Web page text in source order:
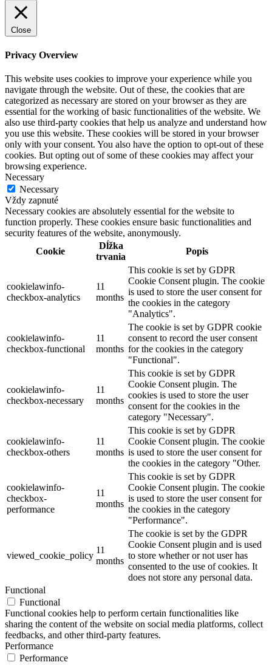
Close
Privacy Overview
This website uses cookies to improve your experience while you
navigate through the website. Out of these, the cookies that are
categorized as necessary are stored on your browser as they are
essential for the working of basic functionalities of the website. We
also use third-party cookies that help us analyze and understand how
you use this website. These cookies will be stored in your browser
only with your consent. You also have the option to opt-out of these
cookies. But opting out of some of these cookies may affect your
browsing experience.
Necessary
Necessary
Vždy zapnuté
Necessary cookies are absolutely essential for the website to
function properly. These cookies ensure basic functionalities and
security features of the website, anonymously.
Cookie
Dĺžka
trvania
Popis
cookielawinfo-
checkbox-analytics
11
months
This cookie is set by GDPR
Cookie Consent plugin. The cookie
is used to store the user consent for
the cookies in the category
"Analytics".
cookielawinfo-
checkbox-functional
11
months
The cookie is set by GDPR cookie
consent to record the user consent
for the cookies in the category
"Functional".
cookielawinfo-
checkbox-necessary
11
months
This cookie is set by GDPR
Cookie Consent plugin. The
cookies is used to store the user
consent for the cookies in the
category "Necessary".
cookielawinfo-
checkbox-others
11
months
This cookie is set by GDPR
Cookie Consent plugin. The cookie
is used to store the user consent for
the cookies in the category "Other.
cookielawinfo-
checkbox-
performance
11
months
This cookie is set by GDPR
Cookie Consent plugin. The cookie
is used to store the user consent for
the cookies in the category
"Performance".
viewed_cookie_policy
11
months
The cookie is set by the GDPR
Cookie Consent plugin and is used
to store whether or not user has
consented to the use of cookies. It
does not store any personal data.
Functional
Functional
Functional cookies help to perform certain functionalities like
sharing the content of the website on social media platforms, collect
feedbacks, and other third-party features.
Performance
Performance